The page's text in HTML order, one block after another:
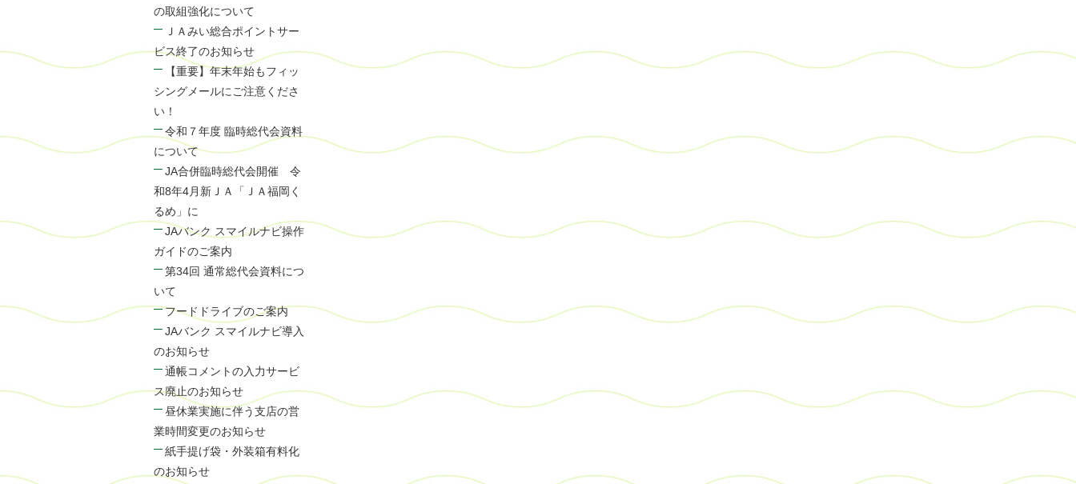
の取組強化について
ＪＡみい総合ポイントサー
ビス終了のお知らせ
【重要】年末年始もフィッ
シングメールにご注意くださ
い！
令和７年度 臨時総代会資料
について
JA合併臨時総代会開催 令
和8年4月新ＪＡ「ＪＡ福岡く
るめ」に
JAバンク スマイルナビ操作
ガイドのご案内
第34回 通常総代会資料につ
いて
フードドライブのご案内
JAバンク スマイルナビ導入
のお知らせ
通帳コメントの入力サービ
ス廃止のお知らせ
昼休業実施に伴う支店の営
業時間変更のお知らせ
紙手提げ袋・外装箱有料化
のお知らせ